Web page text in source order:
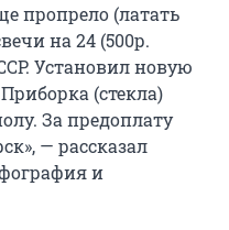
пропрело (латать
на 24 (500р.
Установил новую
(стекла)
За предоплату
— рассказал
и